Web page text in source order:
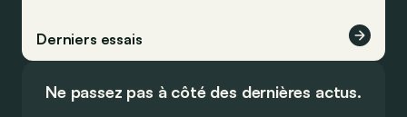
Derniers essais
Ne passez pas à côté des dernières actus.